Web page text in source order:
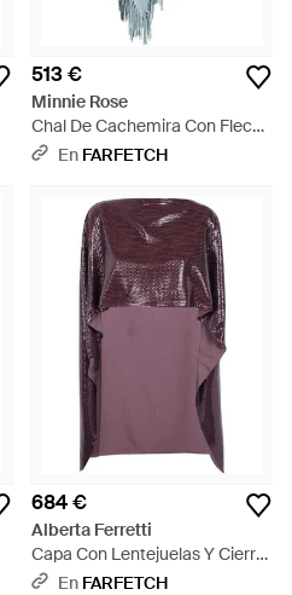
513 €
Minnie Rose
Chal De Cachemira Con Flecos
- Azul
En FARFETCH
684 €
Alberta Ferretti
Capa Con Lentejuelas Y Cierre
De Lazo - Morado
En FARFETCH